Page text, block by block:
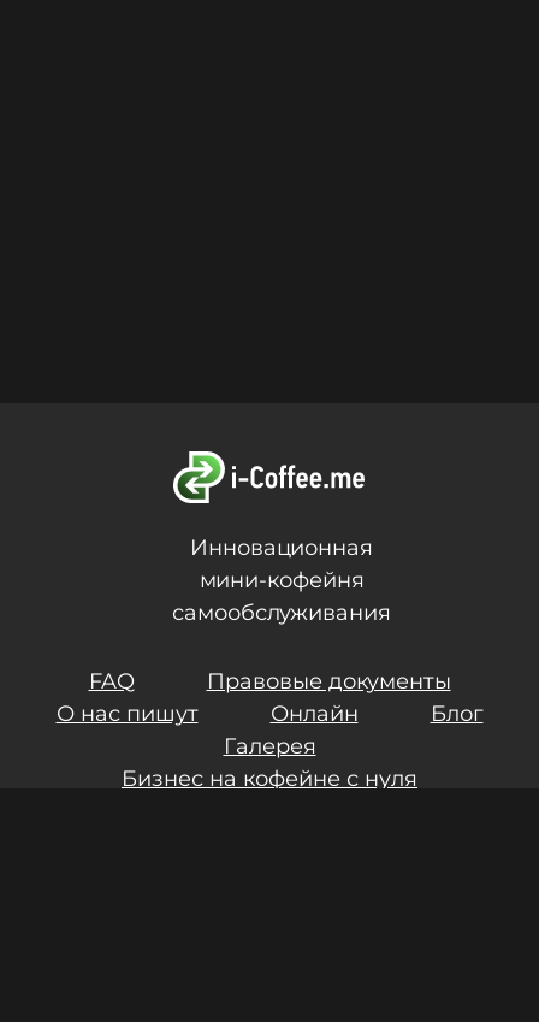
Инновационная
мини-кофейня
самообслуживания
FAQ
Правовые документы
О нас пишут
Онлайн
Блог
Галерея
Бизнес на кофейне с нуля